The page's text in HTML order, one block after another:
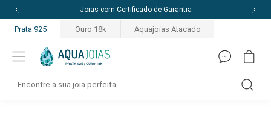
Joias com Certificado de Garantia
Prata 925 Ouro 18k Aquajoias Atacado